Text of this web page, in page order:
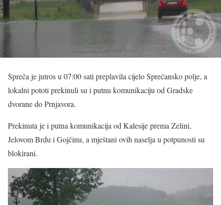
Spreča je jutros u 07:00 sati preplavila cijelo Sprečansko polje, a
lokalni pototi prekinuli su i putnu komunikaciju od Gradske
dvorane do Prnjavora.
Prekinuta je i putna komunikacija od Kalesije prema Zelini,
Jelovom Brdu i Gojčinu, a mještani ovih naselja u potpunosti su
blokirani.